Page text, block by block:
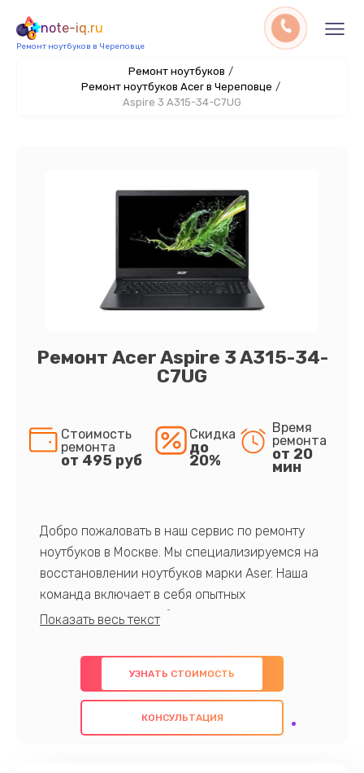
note-iq.ru
Ремонт ноутбуков в Череповце
Ремонт ноутбуков /
Ремонт ноутбуков Acer в Череповце /
Aspire 3 A315-34-C7UG
Ремонт Acer Aspire 3 A315-34-
C7UG
Стоимость
ремонта
от 495 руб
Скидка
до
20%
Время
ремонта
от 20
мин
Добро пожаловать в наш сервис по ремонту
ноутбуков в Москве. Мы специализируемся на
восстановлении ноутбуков марки Aser. Наша
команда включает в себя опытных
профессионалов с обширными знаниями и
предлагаем быстрый и качественный ремонт с
использованием оригинальных компонентов, а
также гарантируем качество всех
проведенных работ. Наша цель - предоставить
УЗНАТЬ СТОИМОСТЬ
КОНСУЛЬТАЦИЯ